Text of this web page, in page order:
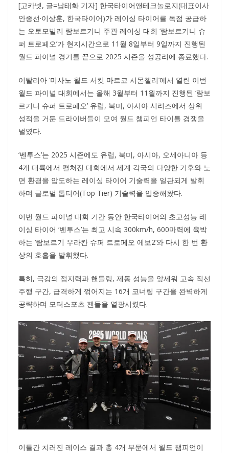
[고카넷, 글=남태화 기자] 한국타이어앤테크놀로지(대표이사
안종선·이상훈, 한국타이어)가 레이싱 타이어를 독점 공급하
는 오토모빌리 람보르기니 주관 레이싱 대회 ‘람보르기니 슈
퍼 트로페오’가 현지시간으로 11월 8일부터 9일까지 진행된
월드 파이널 경기를 끝으로 2025 시즌을 성공리에 종료했다.
이탈리아 ‘미사노 월드 서킷 마르코 시몬첼리’에서 열린 이번
월드 파이널 대회에서는 올해 3월부터 11월까지 진행된 ‘람보
르기니 슈퍼 트로페오’ 유럽, 북미, 아시아 시리즈에서 상위
성적을 거둔 드라이버들이 모여 월드 챔피언 타이틀 경쟁을
벌였다.
‘벤투스’는 2025 시즌에도 유럽, 북미, 아시아, 오세아니아 등
4개 대륙에서 펼쳐진 대회에서 세계 각국의 다양한 기후와 노
면 환경을 압도하는 레이싱 타이어 기술력을 일관되게 발휘
하며 글로벌 톱티어(Top Tier) 기술력을 입증해왔다.
이번 월드 파이널 대회 기간 동안 한국타이어의 초고성능 레
이싱 타이어 ‘벤투스’는 최고 시속 300km/h, 600마력에 육박
하는 ‘람보르기 우라칸 슈퍼 트로페오 에보2’와 다시 한 번 환
상의 호흡을 발휘했다.
특히, 극강의 접지력과 핸들링, 제동 성능을 앞세워 고속 직선
주행 구간, 급격하게 꺾어지는 16개 코너링 구간을 완벽하게
공략하며 모터스포츠 팬들을 열광시켰다.
이틀간 치러진 레이스 결과 총 4개 부문에서 월드 챔피언이